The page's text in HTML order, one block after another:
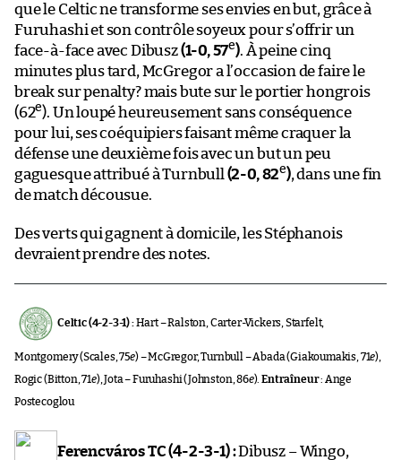
que le Celtic ne transforme ses envies en but, grâce à
Furuhashi et son contrôle soyeux pour s’offrir un
face-à-face avec Dibusz(1-0, 57e). À peine cinq
minutes plus tard, McGregor a l’occasion de faire le
break sur penalty? mais bute sur le portier hongrois
(62e). Un loupé heureusement sans conséquence
pour lui, ses coéquipiers faisant même craquer la
défense une deuxième fois avec un but un peu
gaguesque attribué à Turnbull (2-0, 82e), dans une fin
de match décousue.
Des verts qui gagnent à domicile, les Stéphanois
devraient prendre des notes.
Celtic (4-2-3-1) :Hart – Ralston, Carter-Vickers, Starfelt,
Montgomery (Scales, 75e) – McGregor, Turnbull – Abada (Giakoumakis, 71e),
Rogic (Bitton, 71e), Jota – Furuhashi (Johnston, 86e).Entraîneur: Ange
Postecoglou
Ferencváros TC (4-2-3-1) :Dibusz – Wingo,